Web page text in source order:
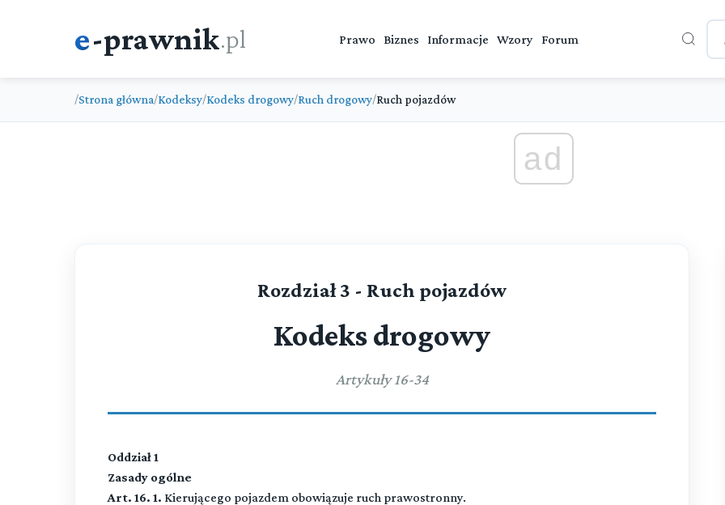
e-prawnik.pl Prawo Biznes Informacje Wzory Forum
/Strona główna/Kodeksy/Kodeks drogowy/Ruch drogowy/Ruch pojazdów
ad
Rozdział 3 - Ruch pojazdów
Kodeks drogowy
Artykuły 16-34
Oddział 1
Zasady ogólne
Art. 16. 1. Kierującego pojazdem obowiązuje ruch prawostronny.